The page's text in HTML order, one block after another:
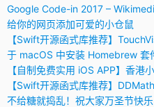
Google Code-in 2017 –
给你的网页添加可爱的小仓鼠
【Swift开源函式库推荐】
于 macOS 中安装 Homebrew 套
【自制免费实用 iOS APP】香港
【Swift开源函式库推荐】
不给糖就捣乱！祝大家万圣节快乐